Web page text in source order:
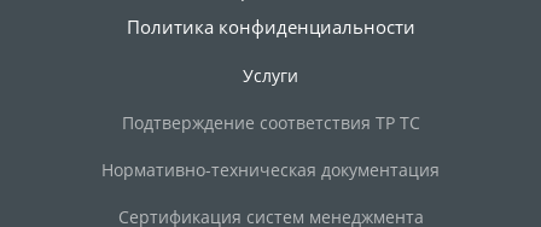
Политика конфиденциальности
Услуги
Подтверждение соответствия ТР ТС
Нормативно-техническая документация
Сертификация систем менеджмента